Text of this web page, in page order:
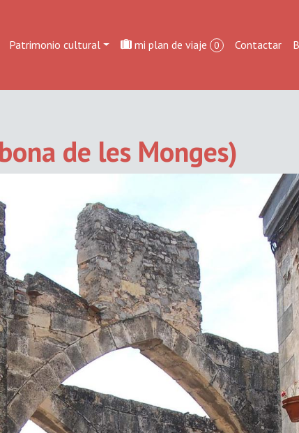
Patrimonio cultural mi plan de viaje 0 Contactar
de les Monges)